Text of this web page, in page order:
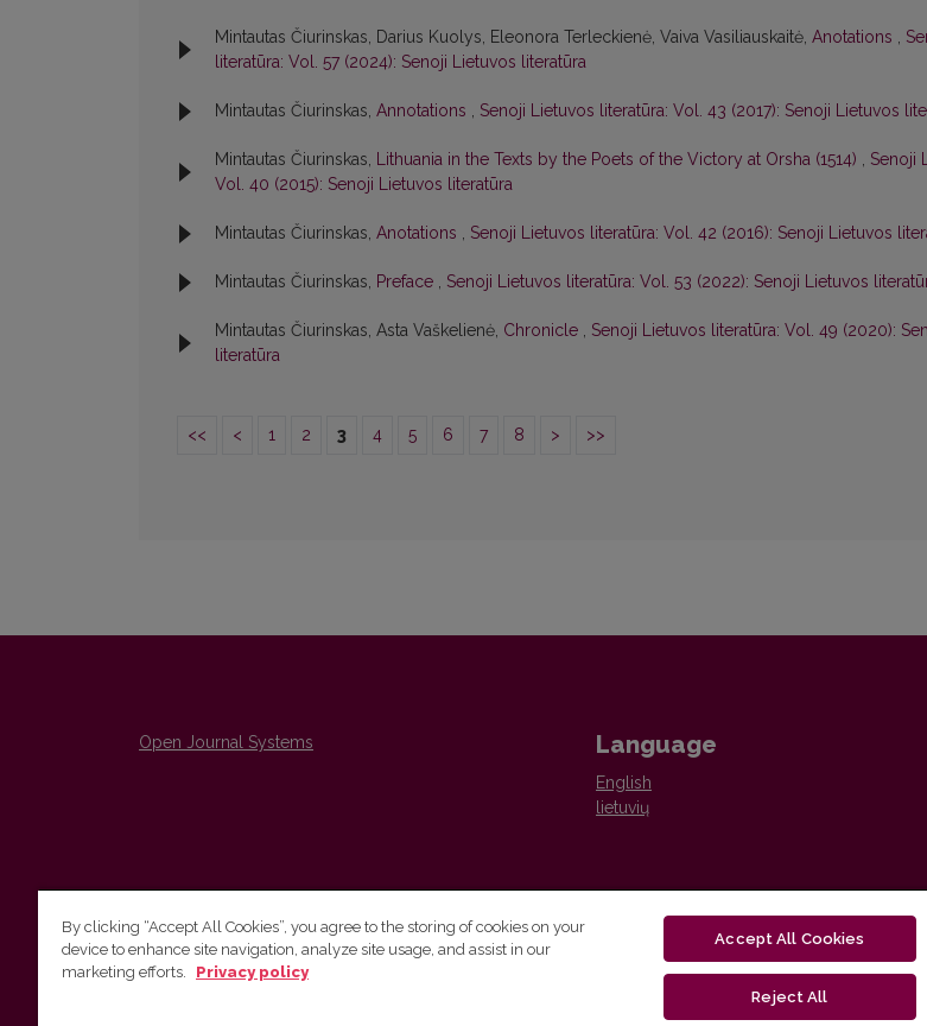
Mintautas Čiurinskas, Darius Kuolys, Eleonora Terleckienė, Vaiva Vasiliauskaitė, Anotations ,
literatūra: Vol. 57 (2024): Senoji Lietuvos literatūra
Mintautas Čiurinskas, Annotations , Senoji Lietuvos literatūra: Vol. 43 (2017): Senoji Lietuvos
Mintautas Čiurinskas, Lithuania in the Texts by the Poets of the Victory at Orsha (1514) , Senoji
Vol. 40 (2015): Senoji Lietuvos literatūra
Mintautas Čiurinskas, Anotations , Senoji Lietuvos literatūra: Vol. 42 (2016): Senoji Lietuvos
Mintautas Čiurinskas, Preface , Senoji Lietuvos literatūra: Vol. 53 (2022): Senoji Lietuvos
Mintautas Čiurinskas, Asta Vaškelienė, Chronicle , Senoji Lietuvos literatūra: Vol. 49 (2020):
literatūra
<< < 1 2 3 4 5 6 7 8 > >>
Open Journal Systems Language
English
lietuvių
The Institute of Lithuanian Literature and Folklore /
Lietuvių literatūros ir tautosakos institutas
Vilnius University Press platform and
By clicking “Accept All Cookies”, you agree to the storing of cookies on your
device to enhance site navigation, analyze site usage, and assist in our
marketing efforts.
Privacy policy
Accept All Cookies
Reject All